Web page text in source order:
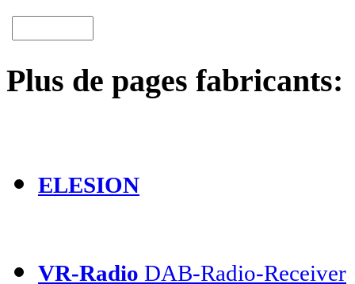
Plus de pages fabricants:
ELESION
VR-Radio DAB-Radio-Receiver